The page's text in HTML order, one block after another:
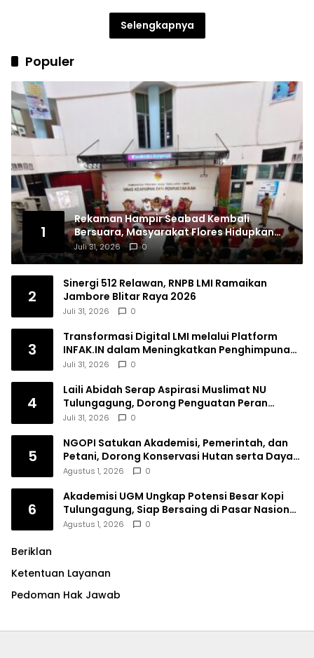
Selengkapnya
Populer
1
Rekaman Hampir Seabad Kembali
Bersuara, Masyarakat Flores Hidupkan
Lagi Ingatan Leluhur
Juli 31, 2026 0
2
Sinergi 512 Relawan, RNPB LMI Ramaikan
Jambore Blitar Raya 2026
Juli 31, 2026 0
3
Transformasi Digital LMI melalui Platform
INFAK.IN dalam Meningkatkan Penghimpunan
Dana Filantropi Islam
Juli 31, 2026 0
4
Laili Abidah Serap Aspirasi Muslimat NU
Tulungagung, Dorong Penguatan Peran
Perempuan
Juli 31, 2026 0
5
NGOPI Satukan Akademisi, Pemerintah, dan
Petani, Dorong Konservasi Hutan serta Daya
Saing Kopi Tulungagung
Agustus 1, 2026 0
6
Akademisi UGM Ungkap Potensi Besar Kopi
Tulungagung, Siap Bersaing di Pasar Nasional
hingga Dunia
Agustus 1, 2026 0
Beriklan
Ketentuan Layanan
Pedoman Hak Jawab